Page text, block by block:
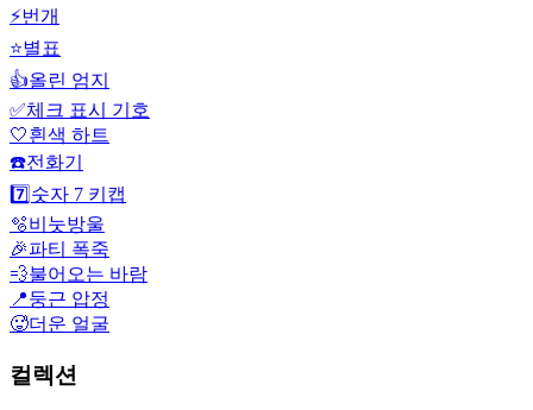
⚡번개
⭐별표
👍올린 엄지
✅체크 표시 기호
🤍흰색 하트
☎️전화기
7️⃣ 숫자 7 키캡
🫧비눗방울
🎉파티 폭죽
💨불어오는 바람
📍둥근 압정
🥵더운 얼굴
컬렉션